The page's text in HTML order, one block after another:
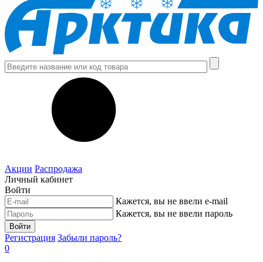
Акции Распродажа
Личный кабинет
Войти
Кажется, вы не ввели e-mail
Кажется, вы не ввели пароль
Войти
Регистрация Забыли пароль?
0